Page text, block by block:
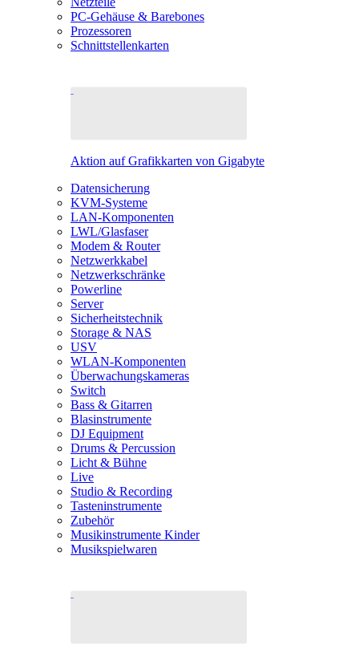
PC-Gehäuse & Barebones
Prozessoren
Schnittstellenkarten
Aktion auf Grafikkarten von Gigabyte
Datensicherung
KVM-Systeme
LAN-Komponenten
LWL/Glasfaser
Modem & Router
Netzwerkkabel
Netzwerkschränke
Powerline
Server
Sicherheitstechnik
Storage & NAS
USV
WLAN-Komponenten
Überwachungskameras
Switch
Bass & Gitarren
Blasinstrumente
DJ Equipment
Drums & Percussion
Licht & Bühne
Live
Studio & Recording
Tasteninstrumente
Zubehör
Musikinstrumente Kinder
Musikspielwaren